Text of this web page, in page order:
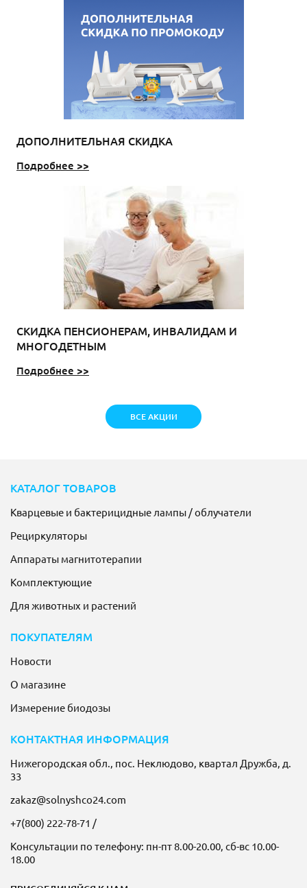
ДОПОЛНИТЕЛЬНАЯ СКИДКА
Подробнее >>
СКИДКА ПЕНСИОНЕРАМ, ИНВАЛИДАМ И
МНОГОДЕТНЫМ
Подробнее >>
ВСЕ АКЦИИ
КАТАЛОГ ТОВАРОВ
Кварцевые и бактерицидные лампы / облучатели
Рециркуляторы
Аппараты магнитотерапии
Комплектующие
Для животных и растений
ПОКУПАТЕЛЯМ
Новости
О магазине
Измерение биодозы
КОНТАКТНАЯ ИНФОРМАЦИЯ
Нижегородская обл., пос. Неклюдово, квартал Дружба, д.
33
zakaz@solnyshco24.com
+7(800) 222-78-71 /
Консультации по телефону: пн-пт 8.00-20.00, сб-вс 10.00-
18.00